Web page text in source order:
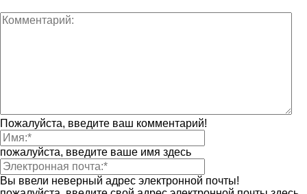
Пожалуйста, введите ваш комментарий!
пожалуйста, введите ваше имя здесь
Вы ввели неверный адрес электронной почты!